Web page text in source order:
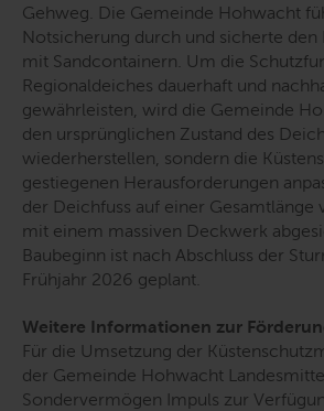
Gehweg. Die Gemeinde Hohwacht
Notsicherung durch und sicherte den
mit Sandcontainern. Um die
Regionaldeiches dauerhaft und
gewährleisten, wird die Gemeinde
den ursprünglichen Zustand des
wiederherstellen, sondern die
gestiegenen Herausforderungen
der Deichfuss auf einer Gesamtlänge
mit einem massiven Deckwerk
Baubeginn ist nach Abschluss der
Frühjahr 2026 geplant.
Weitere Informationen zur
Für die Umsetzung der
der Gemeinde Hohwacht
Sondervermögen Impuls zur